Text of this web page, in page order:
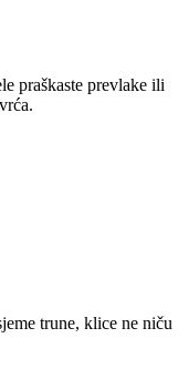
praškaste prevlake ili
trune, klice ne niču